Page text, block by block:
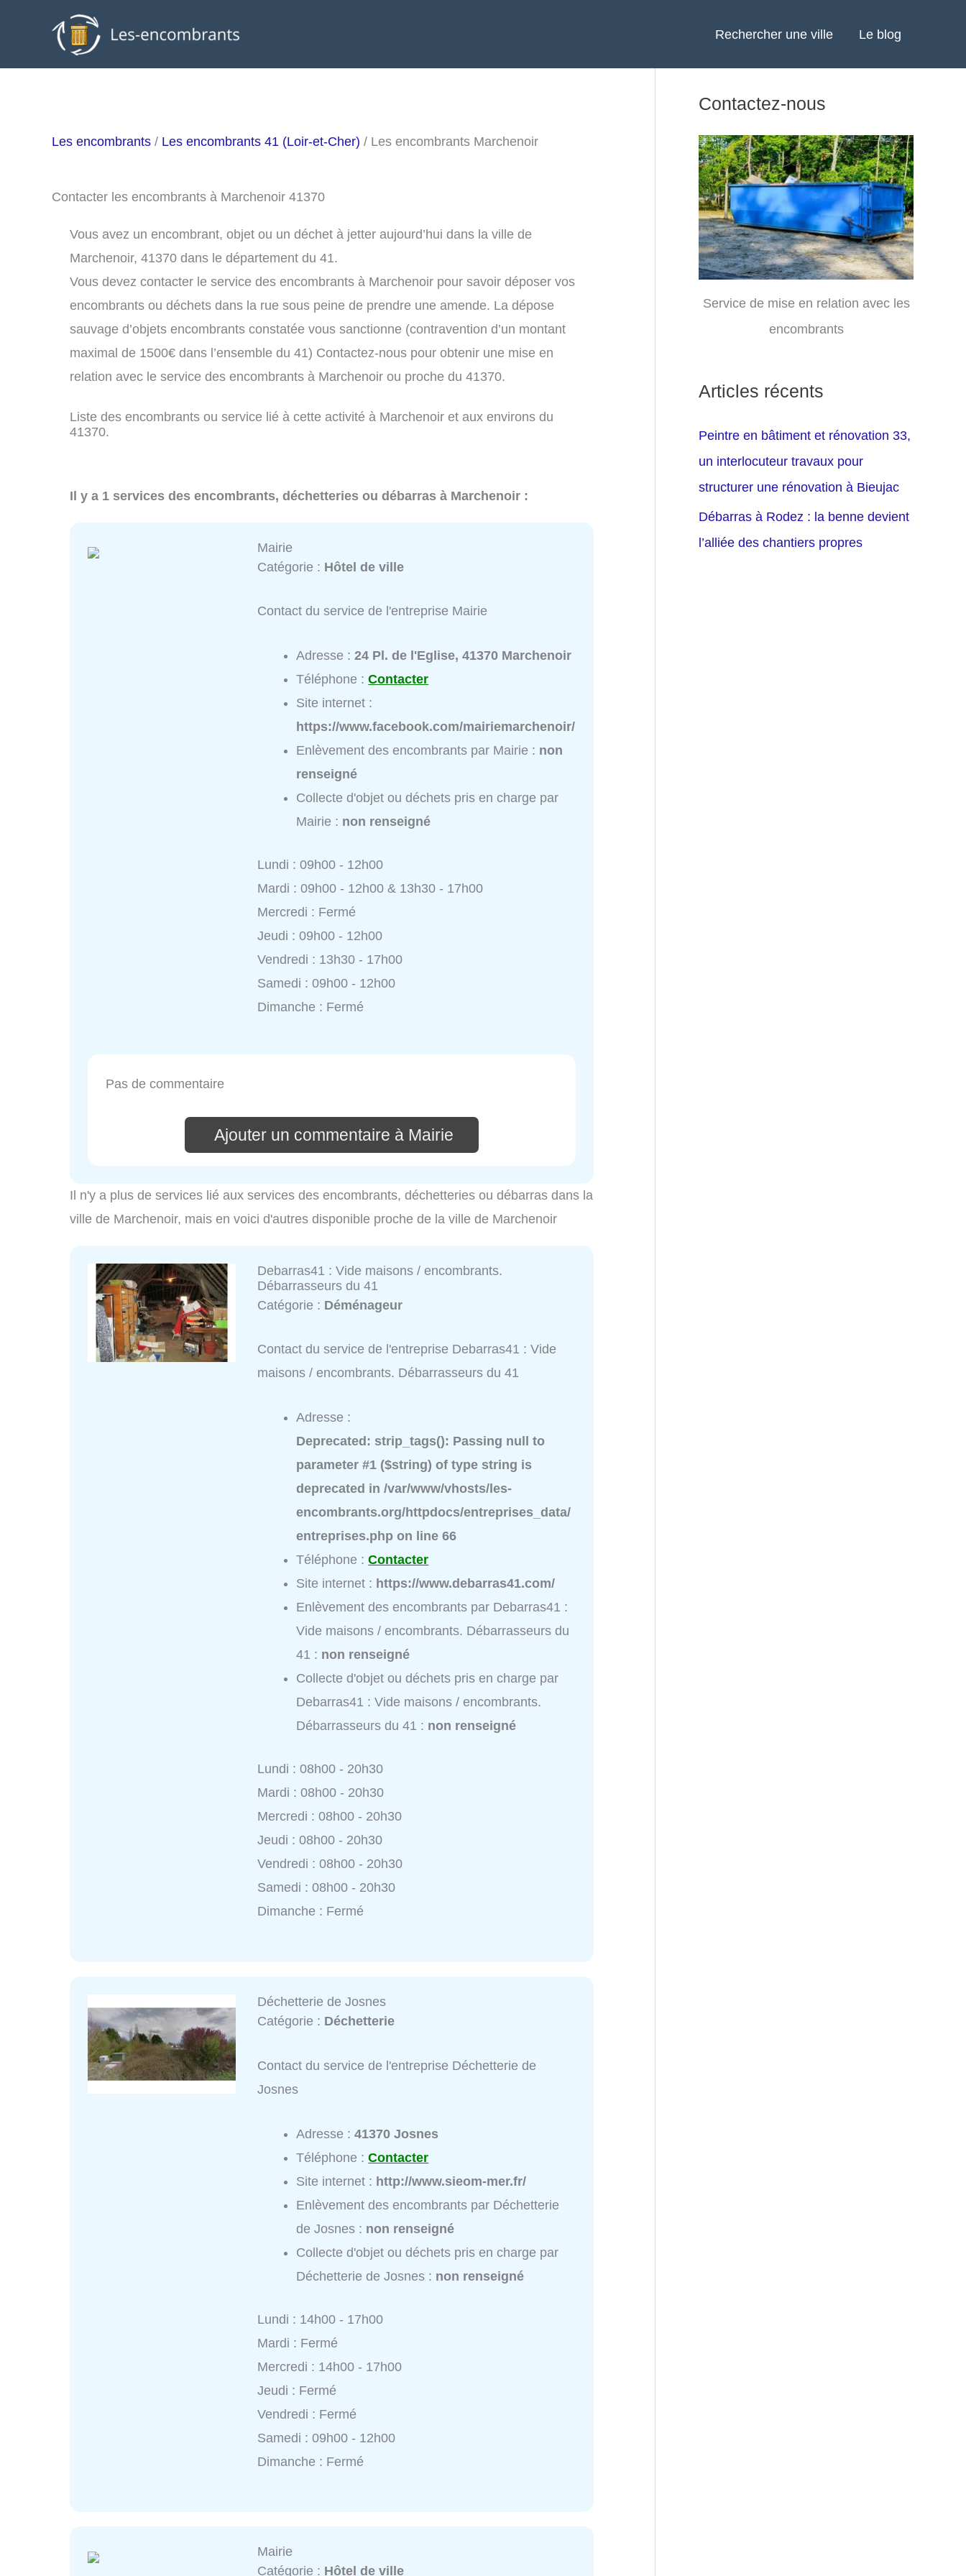
Rechercher une ville Le blog
Les encombrants / Les encombrants 41 (Loir-et-Cher) / Les encombrants Marchenoir
Contacter les encombrants à Marchenoir 41370
Vous avez un encombrant, objet ou un déchet à jetter aujourd’hui dans la ville de
Marchenoir, 41370 dans le département du 41.
Vous devez contacter le service des encombrants à Marchenoir pour savoir déposer vos
encombrants ou déchets dans la rue sous peine de prendre une amende. La dépose
sauvage d’objets encombrants constatée vous sanctionne (contravention d’un montant
maximal de 1500€ dans l’ensemble du 41) Contactez-nous pour obtenir une mise en
relation avec le service des encombrants à Marchenoir ou proche du 41370.
Liste des encombrants ou service lié à cette activité à Marchenoir et aux environs du
41370.
Il y a 1 services des encombrants, déchetteries ou débarras à Marchenoir :
Mairie
Catégorie : Hôtel de ville
Contact du service de l'entreprise Mairie
Adresse :24 Pl. de l'Eglise, 41370 Marchenoir
Téléphone :Contacter
Site internet :
https://www.facebook.com/mairiemarchenoir/
Enlèvement des encombrants par Mairie : non
renseigné
Collecte d'objet ou déchets pris en charge par
Mairie : non renseigné
Lundi : 09h00 - 12h00
Mardi : 09h00 - 12h00 & 13h30 - 17h00
Mercredi : Fermé
Jeudi : 09h00 - 12h00
Vendredi : 13h30 - 17h00
Samedi : 09h00 - 12h00
Dimanche : Fermé
Pas de commentaire
Ajouter un commentaire à Mairie
Il n'y a plus de services lié aux services des encombrants, déchetteries ou débarras dans la
ville de Marchenoir, mais en voici d'autres disponible proche de la ville de Marchenoir
Debarras41 : Vide maisons / encombrants.
Débarrasseurs du 41
Catégorie : Déménageur
Contact du service de l'entreprise Debarras41 : Vide
maisons / encombrants. Débarrasseurs du 41
Adresse :
Deprecated : strip_tags(): Passing null to
parameter #1 ($string) of type string is
deprecated in/var/www/vhosts/les-
encombrants.org/httpdocs/entreprises_data/
entreprises.php on line66
Téléphone :Contacter
Site internet : https://www.debarras41.com/
Enlèvement des encombrants par Debarras41 :
Vide maisons / encombrants. Débarrasseurs du
41 : non renseigné
Collecte d'objet ou déchets pris en charge par
Debarras41 : Vide maisons / encombrants.
Débarrasseurs du 41 : non renseigné
Lundi : 08h00 - 20h30
Mardi : 08h00 - 20h30
Mercredi : 08h00 - 20h30
Jeudi : 08h00 - 20h30
Vendredi : 08h00 - 20h30
Samedi : 08h00 - 20h30
Dimanche : Fermé
Déchetterie de Josnes
Catégorie : Déchetterie
Contact du service de l'entreprise Déchetterie de
Josnes
Adresse :41370 Josnes
Téléphone :Contacter
Site internet : http://www.sieom-mer.fr/
Enlèvement des encombrants par Déchetterie
de Josnes : non renseigné
Collecte d'objet ou déchets pris en charge par
Déchetterie de Josnes : non renseigné
Lundi : 14h00 - 17h00
Mardi : Fermé
Mercredi : 14h00 - 17h00
Jeudi : Fermé
Vendredi : Fermé
Samedi : 09h00 - 12h00
Dimanche : Fermé
Mairie
Catégorie : Hôtel de ville
Contactez-nous
Service de mise en relation avec les
encombrants
Articles récents
Peintre en bâtiment et rénovation 33,
un interlocuteur travaux pour
structurer une rénovation à Bieujac
Débarras à Rodez : la benne devient
l’alliée des chantiers propres